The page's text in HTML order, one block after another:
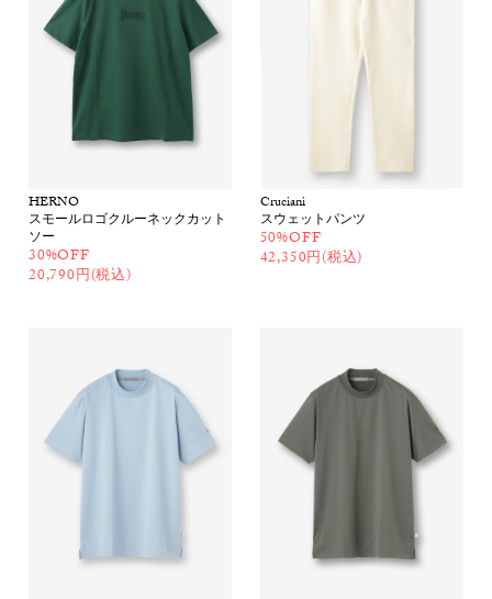
HERNO
スモールロゴクルーネックカット
ソー
30%OFF
20,790円(税込)
Cruciani
スウェットパンツ
50%OFF
42,350円(税込)